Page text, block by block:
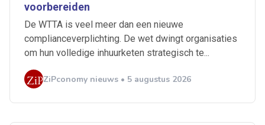
voorbereiden
De WTTA is veel meer dan een nieuwe
complianceverplichting. De wet dwingt organisaties
om hun volledige inhuurketen strategisch te...
ZiPconomy nieuws • 5 augustus 2026